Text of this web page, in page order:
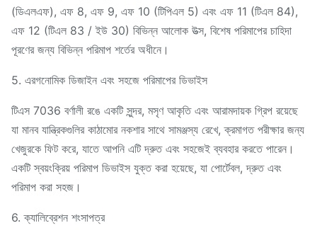
(ডিএলএফ), এফ 8, এফ 9, এফ 10 (টিপিএল 5) এবং এফ 11 (টিএল 84),
এফ 12 (টিএল 83 / ইউ 30) বিভিন্ন আলোক উত্স, বিশেষ পরিমাপের চাহিদা
পূরণের জন্য বিভিন্ন পরিমাপ শর্তের অধীনে।
5. এরগনোমিক ডিজাইন এবং সহজে পরিমাপের ডিভাইস
টিএস 7036 বর্ণালী রঙে একটি সুন্দর, মসৃণ আকৃতি এবং আরামদায়ক গ্রিপ রয়েছে
যা মানব যান্ত্রিকগুলির কাঠামোর নকশার সাথে সামঞ্জস্য রেখে, ক্রমাগত পরীক্ষার জন্য
খেজুরকে ফিট করে, যাতে আপনি এটি দ্রুত এবং সহজেই ব্যবহার করতে পারেন।
একটি স্বয়ংক্রিয় পরিমাপ ডিভাইস যুক্ত করা হয়েছে, যা পোর্টেবল, দ্রুত এবং
পরিমাপ করা সহজ।
6. ক্যালিব্রেশন শংসাপত্র